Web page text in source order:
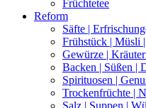
Früchtetee
Reform
Säfte |
Frühstück | Müsli
Gewürze |
Backen | Süßen |
Spirituosen |
Trockenfrüchte |